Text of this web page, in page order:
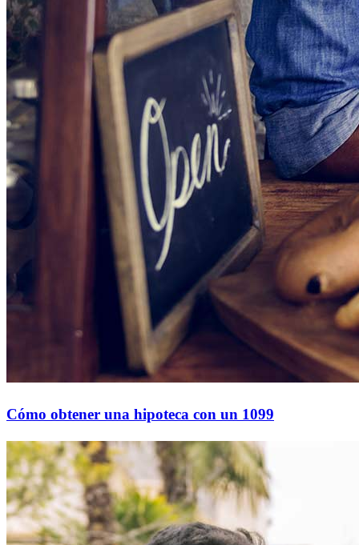
Cómo obtener una hipoteca con un 1099